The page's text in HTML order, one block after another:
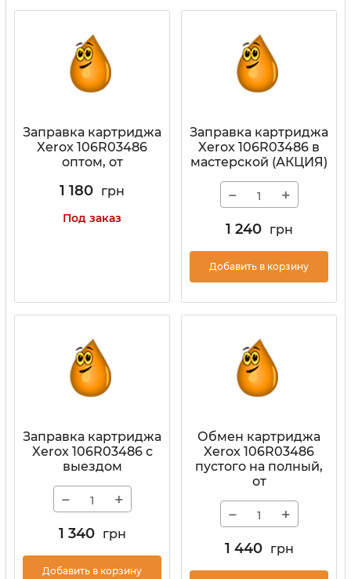
Заправка картриджа
Xerox 106R03486
оптом, от
1 180 грн
Под заказ
Заправка картриджа
Xerox 106R03486 в
мастерской (АКЦИЯ)
− +
1 240 грн
Добавить в корзину
Заправка картриджа
Xerox 106R03486 с
выездом
− +
1 340 грн
Добавить в корзину
Обмен картриджа
Xerox 106R03486
пустого на полный,
от
− +
1 440 грн